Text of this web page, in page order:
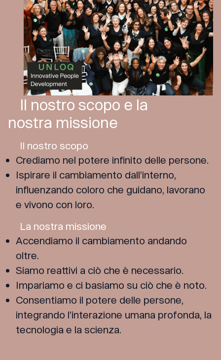
Il nostro scopo e la
nostra missione
Il nostro scopo
Crediamo nel potere infinito delle persone.
Ispirare il cambiamento dall’interno,
influenzando coloro che guidano, lavorano
e vivono con loro.
La nostra missione
Accendiamo il cambiamento andando
oltre.
Siamo reattivi a ciò che è necessario.
Impariamo e ci basiamo su ciò che è noto.
Consentiamo il potere delle persone,
integrando l’interazione umana profonda, la
tecnologia e la scienza.